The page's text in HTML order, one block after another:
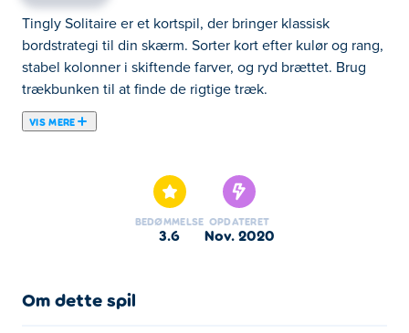
Tingly Solitaire er et kortspil, der bringer klassisk
bordstrategi til din skærm. Sorter kort efter kulør og rang,
stabel kolonner i skiftende farver, og ryd brættet. Brug
trækbunken til at finde de rigtige træk.
VIS MERE
BEDØMMELSE
3.6
OPDATERET
nov. 2020
Om dette spil